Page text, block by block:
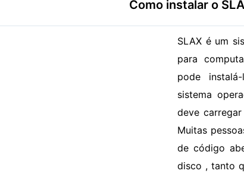
Como instalar o
SLAX é um
para
pode
sistema
deve
Muitas
de código
disco , tanto